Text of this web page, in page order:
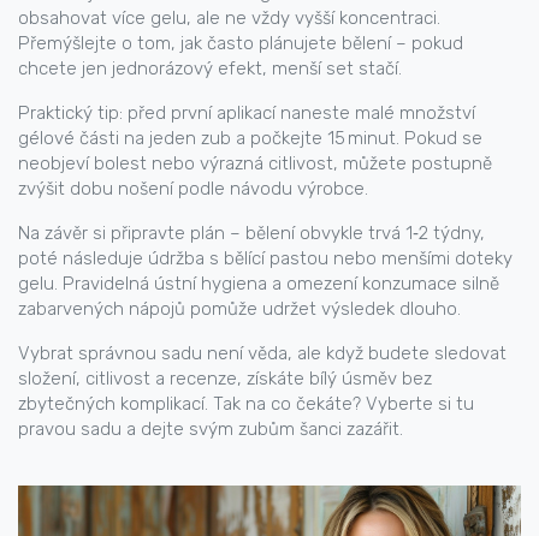
obsahovat více gelu, ale ne vždy vyšší koncentraci.
Přemýšlejte o tom, jak často plánujete bělení – pokud
chcete jen jednorázový efekt, menší set stačí.
Praktický tip: před první aplikací naneste malé množství
gélové části na jeden zub a počkejte 15 minut. Pokud se
neobjeví bolest nebo výrazná citlivost, můžete postupně
zvýšit dobu nošení podle návodu výrobce.
Na závěr si připravte plán – bělení obvykle trvá 1‑2 týdny,
poté následuje údržba s bělící pastou nebo menšími doteky
gelu. Pravidelná ústní hygiena a omezení konzumace silně
zabarvených nápojů pomůže udržet výsledek dlouho.
Vybrat správnou sadu není věda, ale když budete sledovat
složení, citlivost a recenze, získáte bílý úsměv bez
zbytečných komplikací. Tak na co čekáte? Vyberte si tu
pravou sadu a dejte svým zubům šanci zazářit.